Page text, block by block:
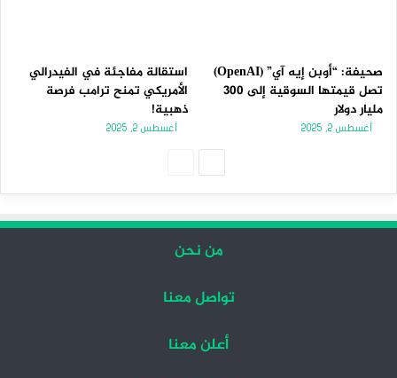
صحيفة: “أوبن إيه آي” (OpenAI)
تصل قيمتها السوقية إلى 300
مليار دولار
أغسطس 2, 2025
استقالة مفاجئة في الفيدرالي
الأمريكي تمنح ترامب فرصة
ذهبية!
أغسطس 2, 2025
من نحن
تواصل معنا
أعلن معنا